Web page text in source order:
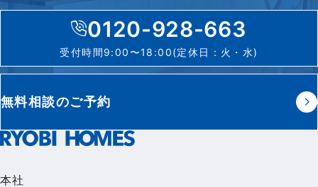
0120-928-663
受付時間9:00〜18:00(定休日：火・水)
無料相談のご予約
本社